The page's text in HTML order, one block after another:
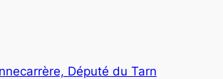
Député du Tarn